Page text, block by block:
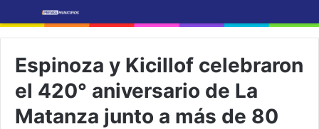
Espinoza y Kicillof celebraron
el 420° aniversario de La
Matanza junto a más de 80